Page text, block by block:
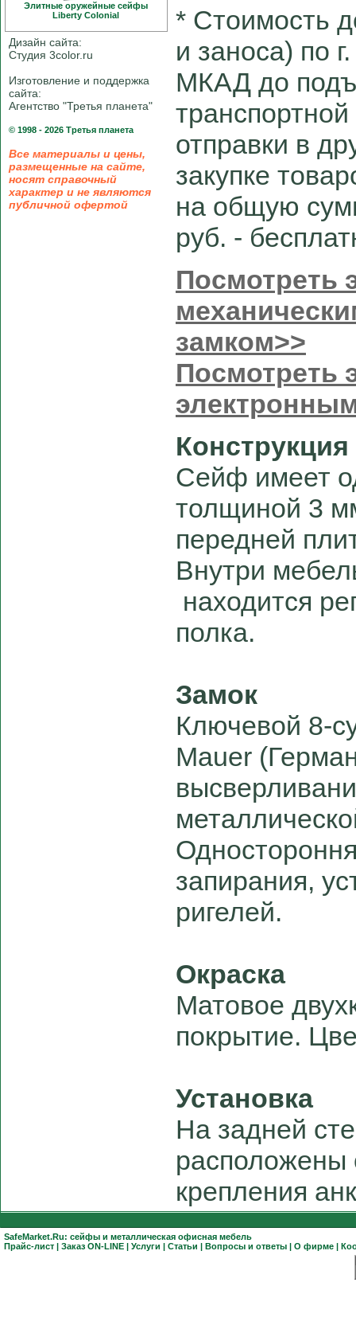
Элитные оружейные сейфы
Liberty Colonial
Дизайн сайта:
Студия 3color.ru
Изготовление и поддержка
сайта:
Агентство "Третья планета"
© 1998 - 2026 Третья планета
Все материалы и цены,
размещенные на сайте,
носят справочный
характер и не являются
публичной офертой
* Cтоимость
и заноса) по
МКАД до
отправки в
закупке
на общую
руб. -
Посмотреть
замком>>
Посмотреть
Конструкция
Сейф имеет
толщиной 3
передней
Внутри
находится
полка.
Замок
Ключевой 8-
Mauer
запирания,
ригелей.
Окраска
Матовое
покрытие.
Установка
На задней
расположены
крепления
SafeMarket.Ru: сейфы и металлическая офисная мебель
Прайс-лист | Заказ ON-LINE | Услуги | Статьи | Вопросы и ответы | О фирме |